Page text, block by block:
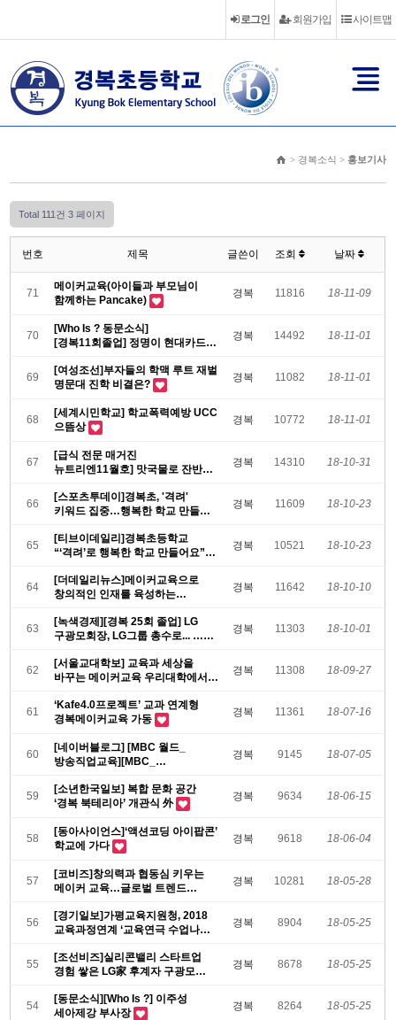
사이트맵
회원가입
로그인
> 경복소식 > 홍보기사
Total 111건 3 페이지
번호 제목 글쓴이 조회 날짜
71
메이커교육(아이들과 부모님이
함께하는 Pancake)
경복 11816 18-11-09
70
[Who Is ? 동문소식]
[경복11회졸업] 정명이 현대카드
경복 14492 18-11-01
69
[여성조선]부자들의 학맥 루트 재벌
명문대 진학 비결은?
경복 11082 18-11-01
68
[세계시민학교] 학교폭력예방 UCC
으뜸상
경복 10772 18-11-01
67
[급식 전문 매거진
뉴트리엔11월호] 맛국물로 잔반
경복 14310 18-10-31
66
[스포츠투데이]경복초, '격려'
키워드 집중…행복한 학교 만들기
경복 11609 18-10-23
65
[티브이데일리]경복초등학교
“‘격려’로 행복한 학교 만들어요”
경복 10521 18-10-23
64
[더데일리뉴스]메이커교육으로
창의적인 인재를 육성하는
경복 11642 18-10-10
63
[녹색경제][경복 25회 졸업] LG
구광모회장, LG그룹 총수로... …
경복 11303 18-10-01
62
[서울교대학보] 교육과 세상을
바꾸는 메이커교육 우리대학에서
경복 11308 18-09-27
61
‘Kafe4.0프로젝트’ 교과 연계형
경복메이커교육 가동
경복 11361 18-07-16
60
[네이버블로그] [MBC 월드_
방송직업교육][MBC_
경복 9145 18-07-05
59
[소년한국일보] 복합 문화 공간
‘경복 북테리아’ 개관식 外
경복 9634 18-06-15
58
[동아사이언스]‘액션코딩 아이팝콘’
학교에 가다
경복 9618 18-06-04
57
[코비즈]창의력과 협동심 키우는
메이커 교육…글로벌 트렌드
경복 10281 18-05-28
56
[경기일보]가평교육지원청, 2018
교육과정연계 ‘교육연극 수업나눔’
경복 8904 18-05-25
55
[조선비즈]실리콘밸리 스타트업
경험 쌓은 LG家 후계자 구광모
경복 8678 18-05-25
54
[동문소식][Who Is ?] 이주성
세아제강 부사장
경복 8264 18-05-25